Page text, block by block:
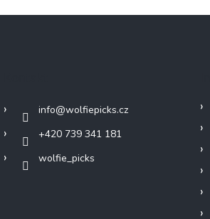
info@wolfiepicks.cz
+420 739 341 181
wolfie_picks